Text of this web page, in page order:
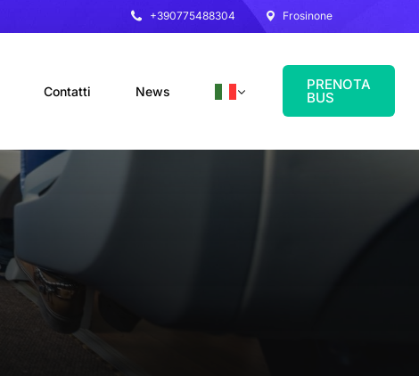
+390775488304 Frosinone
Contatti News PRENOTA
BUS